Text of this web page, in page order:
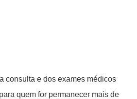
consulta e dos exames médicos
quem for permanecer mais de